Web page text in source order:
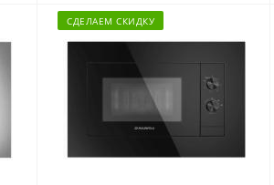
СДЕЛАЕМ СКИДКУ